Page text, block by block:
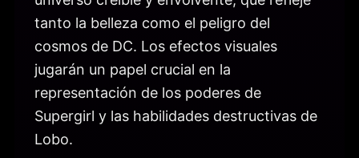
tanto la belleza como el peligro del
cosmos de DC. Los efectos visuales
jugarán un papel crucial en la
representación de los poderes de
Supergirl y las habilidades destructivas de
Lobo.